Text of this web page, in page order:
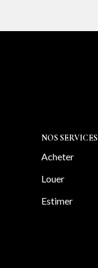
NOS SERVICES
Acheter
Louer
Estimer